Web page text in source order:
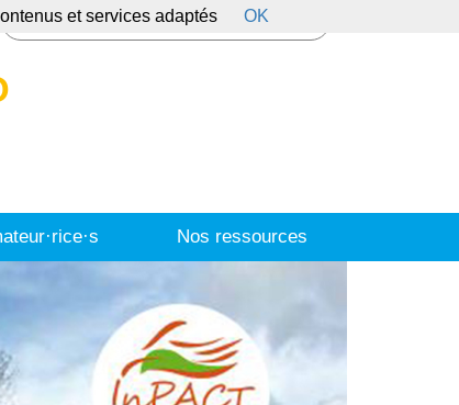
Nos ressources
et services adaptés OK